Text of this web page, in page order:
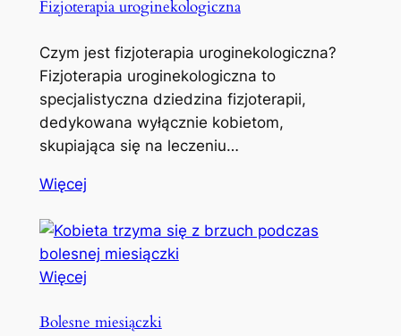
Fizjoterapia uroginekologiczna
Czym jest fizjoterapia uroginekologiczna?
Fizjoterapia uroginekologiczna to
specjalistyczna dziedzina fizjoterapii,
dedykowana wyłącznie kobietom,
skupiająca się na leczeniu…
Więcej
Więcej
Bolesne miesiączki